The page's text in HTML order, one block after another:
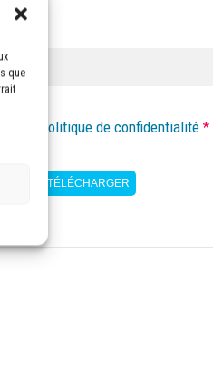
que
politique de confidentialité *
TÉLÉCHARGER